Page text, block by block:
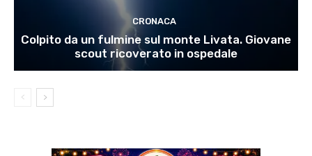
CRONACA
Colpito da un fulmine sul monte Livata. Giovane
scout ricoverato in ospedale